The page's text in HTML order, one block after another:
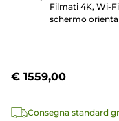
Filmati 4K, Wi-
schermo
€ 1559,00
Consegna standard